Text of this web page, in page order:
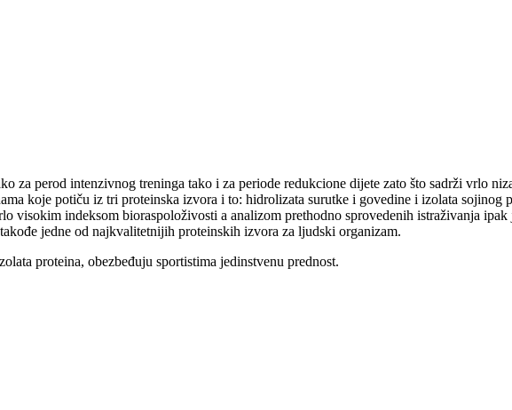
perod intenzivnog treninga tako i za periode redukcione dijete zato što sadrži vrlo
koje potiču iz tri proteinska izvora i to: hidrolizata surutke i govedine i izolata sojinog
visokim indeksom bioraspoloživosti a analizom prethodno sprovedenih istraživanja ipak
jedne od najkvalitetnijih proteinskih izvora za ljudski organizam.
proteina, obezbeđuju sportistima jedinstvenu prednost.